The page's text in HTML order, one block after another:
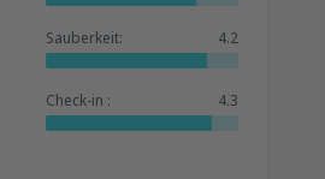
Sauberkeit: 4.2
Check-in : 4.3